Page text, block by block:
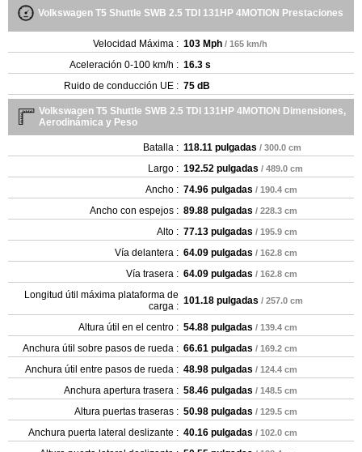
Volkswagen T5 Shuttle SWB 2.5 TDI 131HP 4MOTION Prestaciones
Velocidad Máxima : 103 Mph / 165 km/h
Aceleración 0-100 km/h : 16.3 s
Ruido de conducción UE : 75 dB
Volkswagen T5 Shuttle SWB 2.5 TDI 131HP 4MOTION Dimensiones,
Aerodinámica y Peso
Batalla : 118.11 pulgadas / 300.0 cm
Largo : 192.52 pulgadas / 489.0 cm
Ancho : 74.96 pulgadas / 190.4 cm
Ancho con espejos : 89.88 pulgadas / 228.3 cm
Alto : 77.13 pulgadas / 195.9 cm
Vía delantera : 64.09 pulgadas / 162.8 cm
Vía trasera : 64.09 pulgadas / 162.8 cm
Longitud útil máxima plataforma de
carga : 101.18 pulgadas / 257.0 cm
Altura útil en el centro : 54.88 pulgadas / 139.4 cm
Anchura útil sobre pasos de rueda : 66.61 pulgadas / 169.2 cm
Anchura útil entre pasos de rueda : 48.98 pulgadas / 124.4 cm
Anchura apertura trasera : 58.46 pulgadas / 148.5 cm
Altura puertas traseras : 50.98 pulgadas / 129.5 cm
Anchura puerta lateral deslizante : 40.16 pulgadas / 102.0 cm